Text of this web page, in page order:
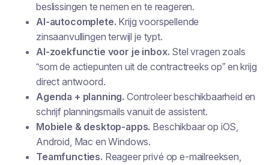
beslissingen te nemen en te reageren.
AI-autocomplete. Krijg voorspellende
zinsaanvullingen terwijl je typt.
AI-zoekfunctie voor je inbox. Stel vragen zoals
“som de actiepunten uit de contractreeks op” en krijg
direct antwoord.
Agenda + planning. Controleer beschikbaarheid en
schrijf planningsmails vanuit de assistent.
Mobiele & desktop-apps. Beschikbaar op iOS,
Android, Mac en Windows.
Teamfuncties. Reageer privé op e-mailreeksen,